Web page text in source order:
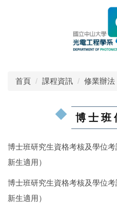
首頁 課程資訊 修業辦法
博士班
博士班研究生資格考核及學位
新生適用）
博士班研究生資格考核及學位
新生適用）